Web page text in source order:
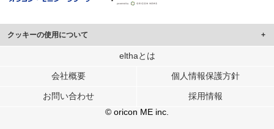
クッキーの使用について
このサイトでは Cookie を使用して、ユーザーに合わせたコンテンツや広告の
行っています。
メディアや広告配信、データ解析の各パートナーに提供しています。
各パートナーは、この情報とユーザーが各パートナーに提供した他の情報や、
ユーザーが各パートナーのサービスを使用したときに収集した他の情報を組み
elthaとは
会社概要 個人情報保護方針
お問い合わせ
採用情報
© oricon ME inc.